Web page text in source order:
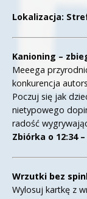
Lokalizacja:
Kanioning –
Meeega
konkurencja
Poczuj się jak
nietypowego
radość
Zbiórka o 12:34
Wrzutki bez
Wylosuj kartkę z